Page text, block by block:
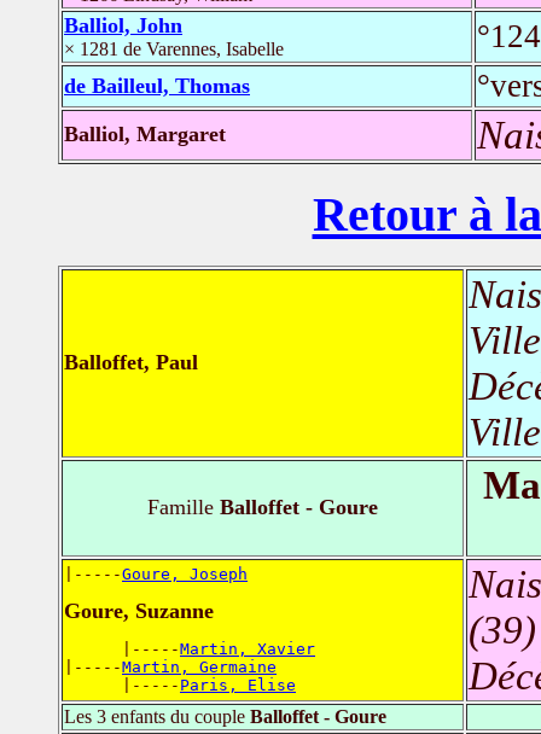
Balliol, John
× 1281 de Varennes, Isabelle
de Bailleul, Thomas
Balliol, Margaret
Retour à
Balloffet, Paul
Famille Balloffet - Goure
|-----Goure, Joseph
Goure, Suzanne
      |-----
Martin, Xavier
|-----Martin, Germaine
      |-----
Paris, Elise
(39)
Les 3 enfants du couple Balloffet - Goure